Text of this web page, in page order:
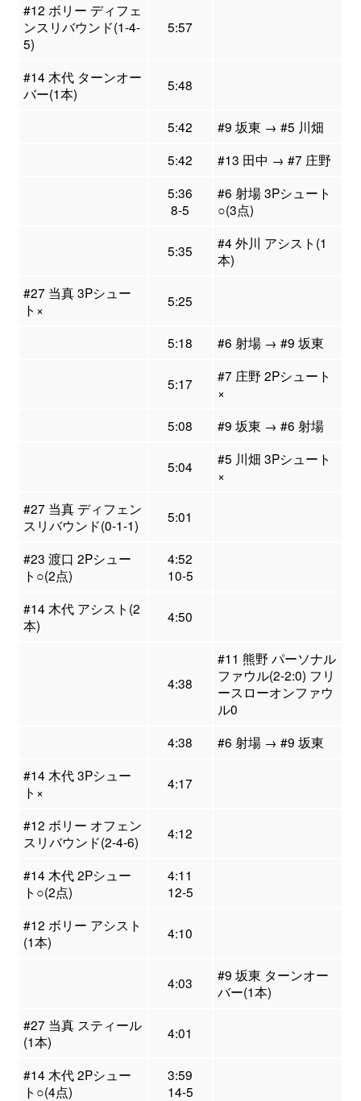
#12 ボリー ディフェ
ンスリバウンド(1-4-
5)
5:57
#14 木代 ターンオー
バー(1本)
5:48
5:42
#9 坂東 → #5 川畑
5:42
#13 田中 → #7 庄野
5:36
8-5
#6 射場 3Pシュート
○(3点)
5:35
#4 外川 アシスト(1
本)
#27 当真 3Pシュー
ト×
5:25
5:18 #6 射場 → #9 坂東
5:17
#7 庄野 2Pシュート
×
5:08
#9 坂東 → #6 射場
5:04
#5 川畑 3Pシュート
×
#27 当真 ディフェン
スリバウンド(0-1-1)
5:01
#23 渡口 2Pシュー
ト○(2点)
4:52
10-5
#14 木代 アシスト(2
本)
4:50
4:38
#11 熊野 パーソナル
ファウル(2-2:0) フリ
ースローオンファウ
ル0
4:38
#6 射場 → #9 坂東
#14 木代 3Pシュー
ト×
4:17
#12 ボリー オフェン
スリバウンド(2-4-6)
4:12
#14 木代 2Pシュー
ト○(2点)
4:11
12-5
#12 ボリー アシスト
(1本)
4:10
4:03
#9 坂東 ターンオー
バー(1本)
#27 当真 スティール
(1本)
4:01
#14 木代 2Pシュー
ト○(4点)
3:59
14-5